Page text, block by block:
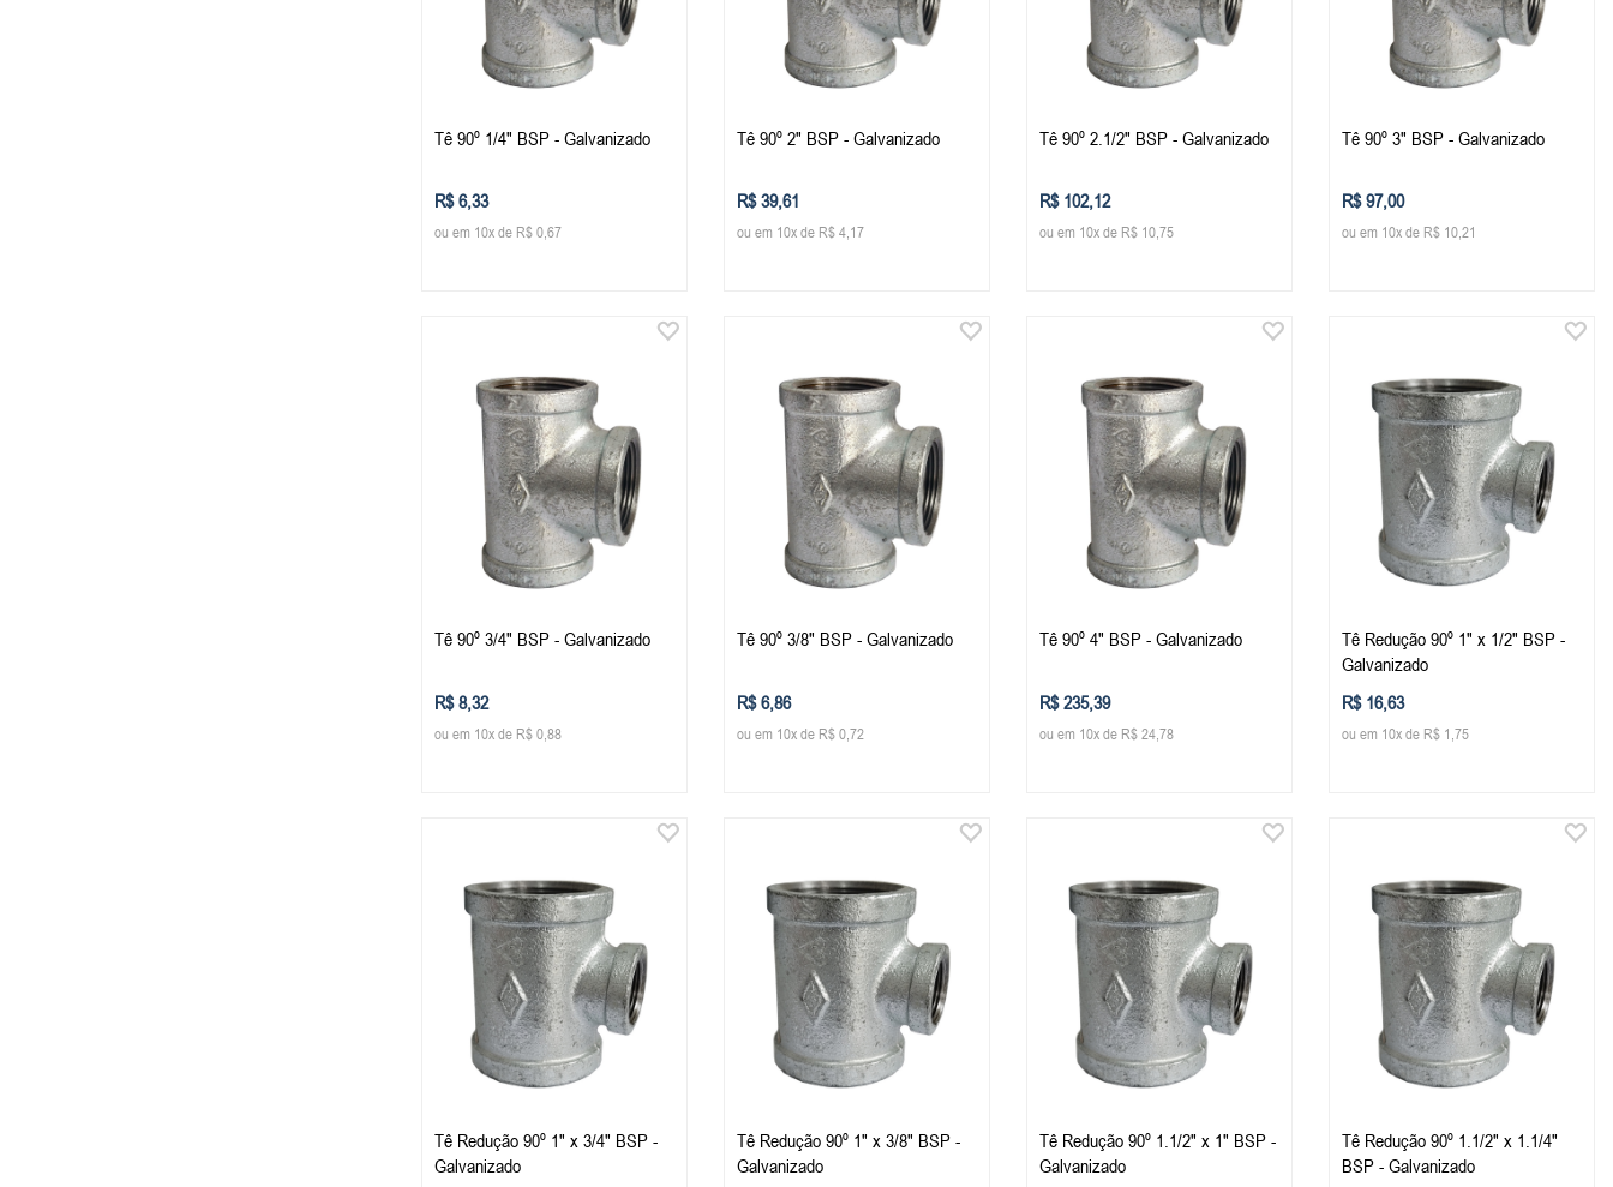
Tê 90º 1/4" BSP - Galvanizado
R$ 6,33
ou em 10x de R$ 0,67
Tê 90º 2" BSP - Galvanizado
R$ 39,61
ou em 10x de R$ 4,17
Tê 90º 2.1/2" BSP - Galvanizado
R$ 102,12
ou em 10x de R$ 10,75
Tê 90º 3" BSP - Galvanizado
R$ 97,00
ou em 10x de R$ 10,21
Tê 90º 3/4" BSP - Galvanizado
R$ 8,32
ou em 10x de R$ 0,88
Tê 90º 3/8" BSP - Galvanizado
R$ 6,86
ou em 10x de R$ 0,72
Tê 90º 4" BSP - Galvanizado
R$ 235,39
ou em 10x de R$ 24,78
Tê Redução 90º 1" x 1/2" BSP -
Galvanizado
R$ 16,63
ou em 10x de R$ 1,75
Tê Redução 90º 1" x 3/4" BSP -
Galvanizado
Tê Redução 90º 1" x 3/8" BSP -
Galvanizado
Tê Redução 90º 1.1/2" x 1" BSP -
Galvanizado
Tê Redução 90º 1.1/2" x 1.1/4"
BSP - Galvanizado